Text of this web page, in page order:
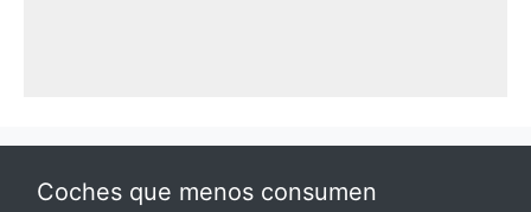
Coches que menos consumen